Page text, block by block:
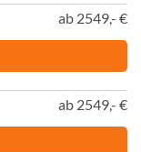
ab 2549,- €
ab 2549,- €